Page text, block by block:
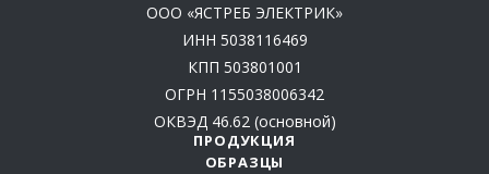
ООО «ЯСТРЕБ ЭЛЕКТРИК»
ИНН 5038116469
КПП 503801001
ОГРН 1155038006342
ОКВЭД 46.62 (основной)
ПРОДУКЦИЯ
ОБРАЗЦЫ